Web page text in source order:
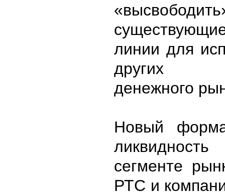
линии для
других
денежного
Новый
сегменте
РТС и